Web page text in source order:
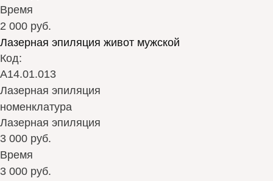
Время
2 000 руб.
Лазерная эпиляция живот мужской
Код:
А14.01.013
Лазерная эпиляция
номенклатура
Лазерная эпиляция
3 000 руб.
Время
3 000 руб.